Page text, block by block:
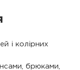
і колірних
брюками,